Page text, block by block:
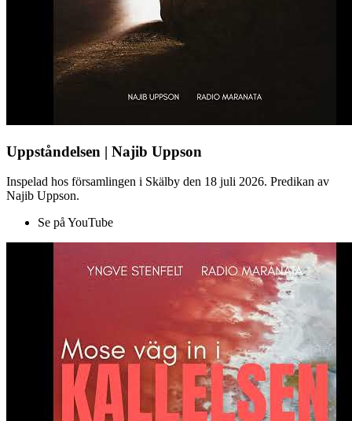
Uppståndelsen | Najib Uppson
Inspelad hos församlingen i Skälby den 18 juli 2026. Predikan av
Najib Uppson.
Se på YouTube